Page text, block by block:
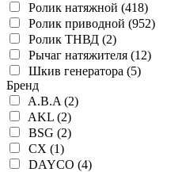
Ролик натяжной (418)
Ролик приводной (952)
Ролик ТНВД (2)
Рычаг натяжителя (12)
Шкив генератора (5)
Бренд
A.B.A (2)
AKL (2)
BSG (2)
CX (1)
DAYCO (4)